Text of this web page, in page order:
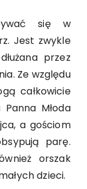
się w
Jest zwykle
przez
Ze względu
całkowicie
Młoda
a gościom
parę.
orszak
dzieci.